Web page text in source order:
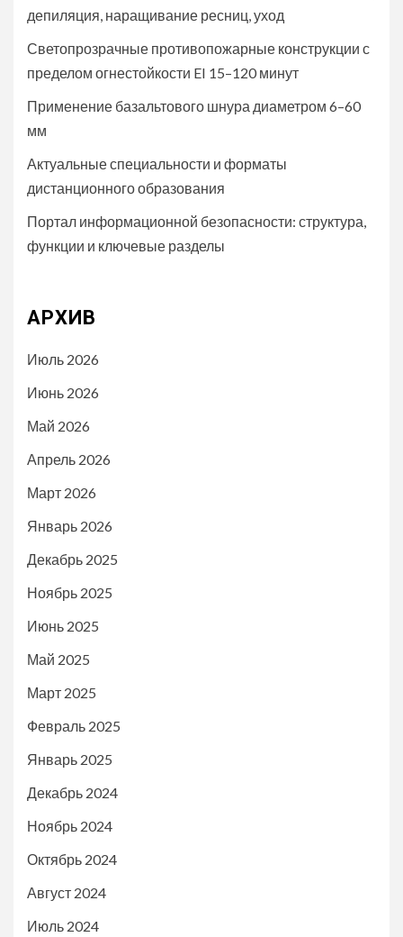
депиляция, наращивание ресниц, уход
Светопрозрачные противопожарные конструкции с
пределом огнестойкости EI 15–120 минут
Применение базальтового шнура диаметром 6–60
мм
Актуальные специальности и форматы
дистанционного образования
Портал информационной безопасности: структура,
функции и ключевые разделы
АРХИВ
Июль 2026
Июнь 2026
Май 2026
Апрель 2026
Март 2026
Январь 2026
Декабрь 2025
Ноябрь 2025
Июнь 2025
Май 2025
Март 2025
Февраль 2025
Январь 2025
Декабрь 2024
Ноябрь 2024
Октябрь 2024
Август 2024
Июль 2024